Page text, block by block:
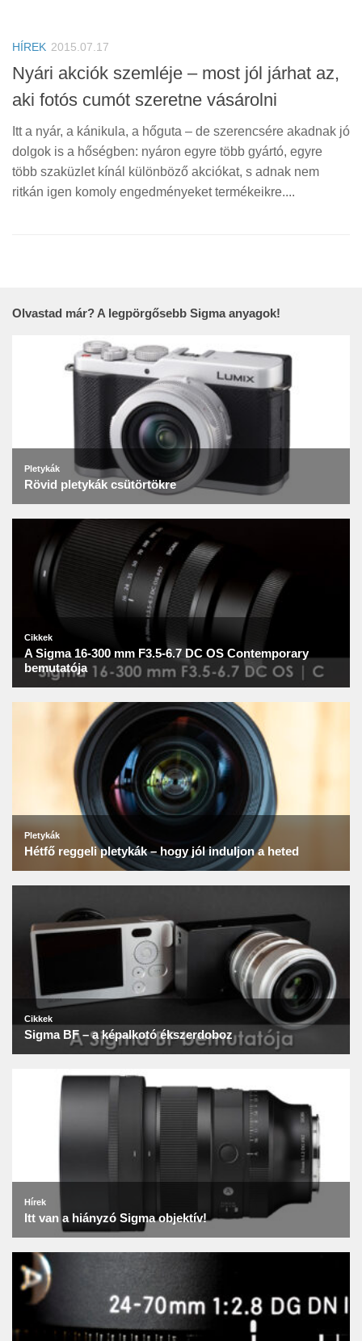
HÍREK 2015.07.17
Nyári akciók szemléje – most jól járhat az,
aki fotós cumót szeretne vásárolni
Itt a nyár, a kánikula, a hőguta – de szerencsére akadnak jó
dolgok is a hőségben: nyáron egyre több gyártó, egyre
több szaküzlet kínál különböző akciókat, s adnak nem
ritkán igen komoly engedményeket termékeikre....
Olvastad már? A legpörgősebb Sigma anyagok!